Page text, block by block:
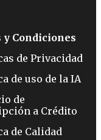
y Condiciones
de Privacidad
de uso de la IA
de
a Crédito
de Calidad